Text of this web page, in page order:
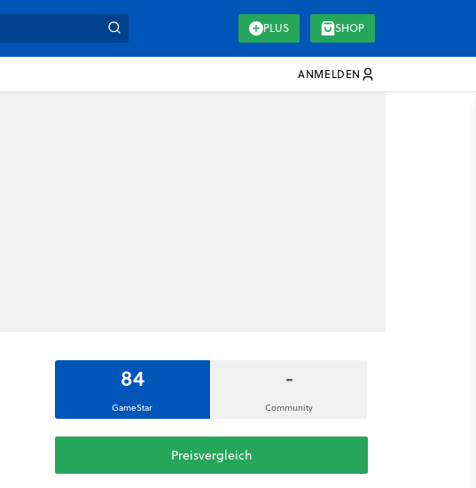
PLUS SHOP
ANMELDEN
84
GameStar
-
Community
Preisvergleich